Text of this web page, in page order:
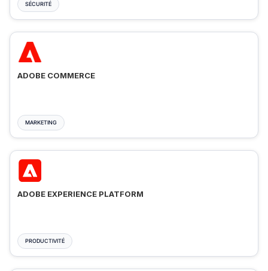
SÉCURITÉ
ADOBE COMMERCE
MARKETING
ADOBE EXPERIENCE PLATFORM
PRODUCTIVITÉ